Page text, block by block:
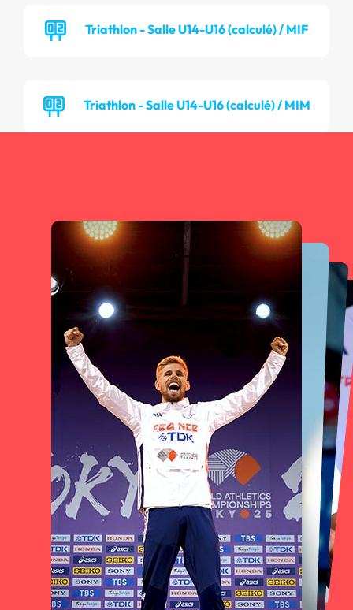
Triathlon - Salle U14-U16 (calculé) / MIF
Triathlon - Salle U14-U16 (calculé) / MIM